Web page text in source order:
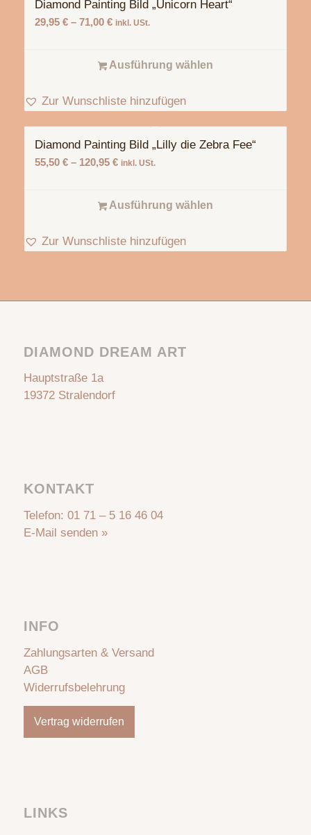
Diamond Painting Bild „Unicorn Heart“
29,95 €– 71,00 € inkl. USt.
Ausführung wählen
Zur Wunschliste hinzufügen
Diamond Painting Bild „Lilly die Zebra Fee“
55,50 €– 120,95 € inkl. USt.
Ausführung wählen
Zur Wunschliste hinzufügen
DIAMOND DREAM ART
Hauptstraße 1a
19372 Stralendorf
KONTAKT
Telefon: 01 71 – 5 16 46 04
E-Mail senden »
INFO
Zahlungsarten & Versand
AGB
Widerrufsbelehrung
Vertrag widerrufen
LINKS